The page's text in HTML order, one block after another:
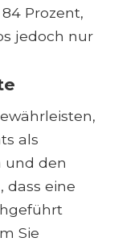
Prozent,
jedoch nur
als
und den
dass eine
Sie